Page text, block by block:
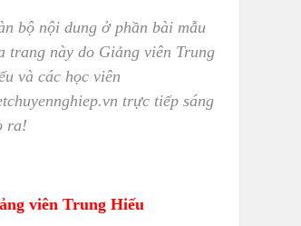
bộ nội dung ở phần bài mẫu
trang này do Giảng viên Trung
và các học viên
trực tiếp sáng
ra!
viên Trung Hiếu